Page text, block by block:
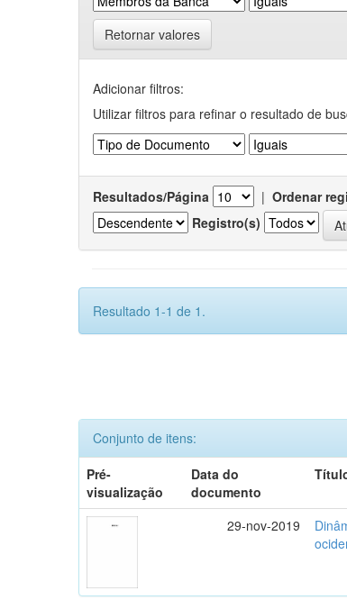
Retornar valores
Adicionar filtros:
Utilizar filtros para refinar o resultado de
Resultados/Página | Ordenar
Registro(s)
Resultado 1-1 de 1.
Conjunto de itens:
Pré-
visualização
Data do
documento
29-nov-2019